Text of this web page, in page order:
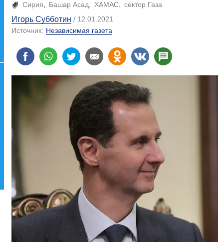
Сирия Башар Асад ХАМАС сектор Газа
Игорь Субботин
12.01.2021
Источник: Независимая газета